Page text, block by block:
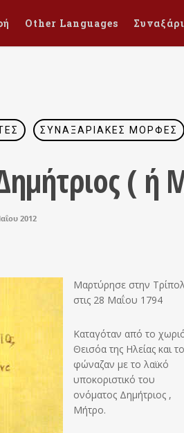
Other Languages
ΣΥΝΑΞΑΡΙΑΚΈΣ ΜΟΡΦΈΣ
( ή
2012
Μαρτύρησε στην
στις 28 Μαΐου 1794
Καταγόταν από το
Θεισόα της Ηλείας και
φώναζαν με το λαϊκό
υποκοριστικό του
ονόματος Δημήτριος ,
Μήτρο.